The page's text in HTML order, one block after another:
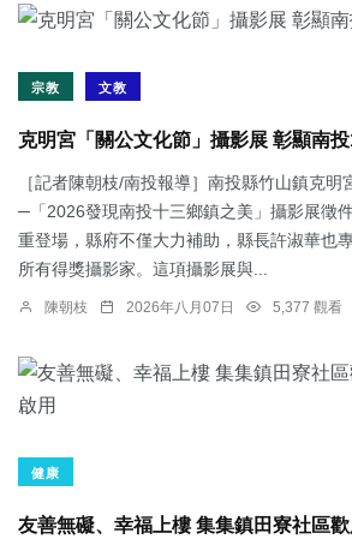
宗教 文教
克明宮「關公文化節」攝影展 彰顯南
［記者陳朝枝/南投報導］南投縣竹山鎮克明
─「2026發現南投十三鄉鎮之美」攝影展徵
重登場，縣府不僅大力補助，縣長許淑華也
所有得獎攝影家。這項攝影展與...
陳朝枝 2026年八月07日 5,377 觀看
健康
友善無礙、幸福上樓 集集鎮田寮社區